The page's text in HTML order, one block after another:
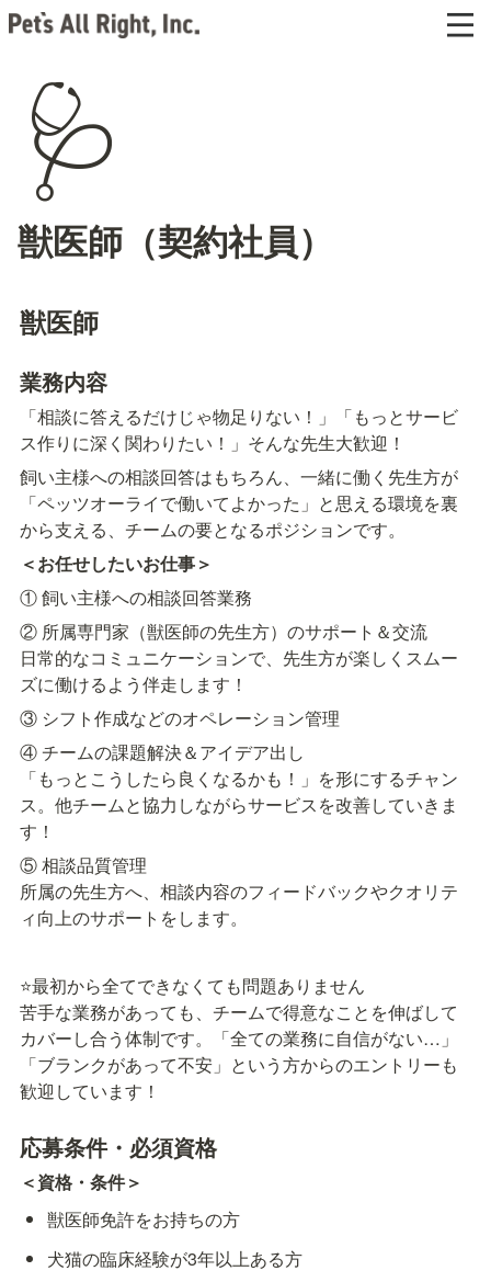
🩺
獣医師（契約社員）
獣医師
業務内容
「相談に答えるだけじゃ物足りない！」「もっとサービ
ス作りに深く関わりたい！」そんな先生大歓迎！
飼い主様への相談回答はもちろん、一緒に働く先生方が
「ペッツオーライで働いてよかった」と思える環境を裏
から支える、チームの要となるポジションです。
＜お任せしたいお仕事＞
① 飼い主様への相談回答業務
② 所属専門家（獣医師の先生方）のサポート＆交流
日常的なコミュニケーションで、先生方が楽しくスムー
ズに働けるよう伴走します！
③ シフト作成などのオペレーション管理
④ チームの課題解決＆アイデア出し
「もっとこうしたら良くなるかも！」を形にするチャン
ス。他チームと協力しながらサービスを改善していきま
す！
⑤ 相談品質管理
所属の先生方へ、相談内容のフィードバックやクオリテ
ィ向上のサポートをします。
⭐️最初から全てできなくても問題ありません
苦手な業務があっても、チームで得意なことを伸ばして
カバーし合う体制です。「全ての業務に自信がない…」
「ブランクがあって不安」という方からのエントリーも
歓迎しています！
応募条件・必須資格
＜資格・条件＞
獣医師免許をお持ちの方
犬猫の臨床経験が3年以上ある方